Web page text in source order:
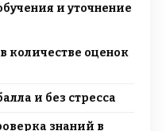
и уточнение
количестве оценок
и без стресса
знаний в